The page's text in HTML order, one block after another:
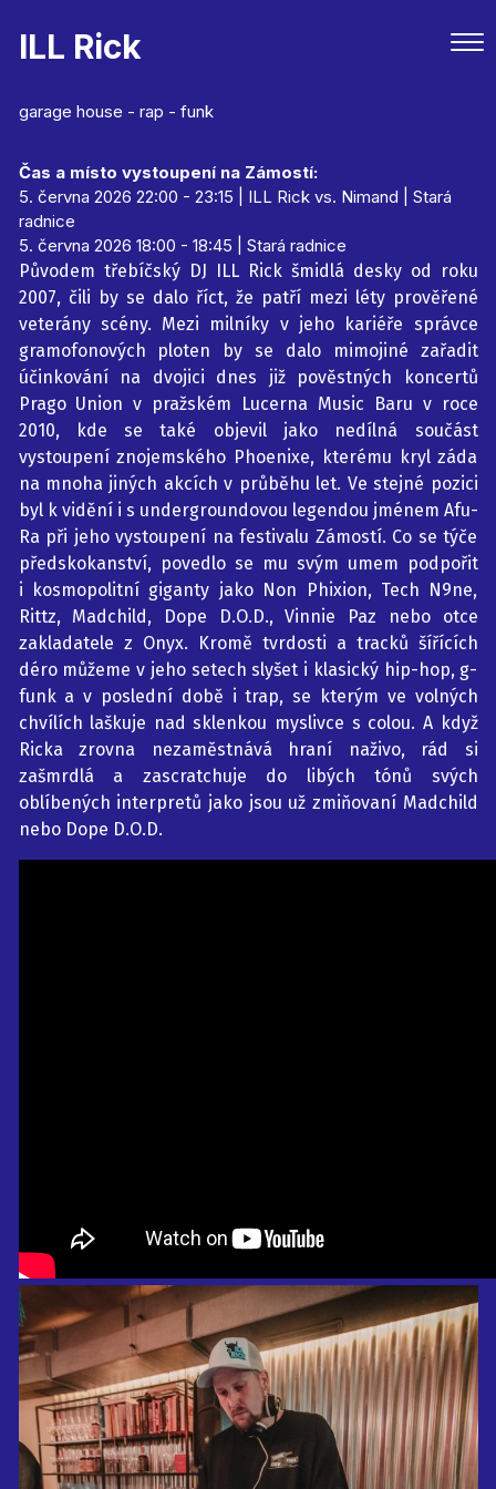
ILL Rick
garage house - rap - funk
Čas a místo vystoupení na Zámostí:
5. června 2026 22:00 - 23:15 | ILL Rick vs. Nimand | Stará
radnice
5. června 2026 18:00 - 18:45 | Stará radnice
Původem třebíčský DJ ILL Rick šmidlá desky od roku
2007, čili by se dalo říct, že patří mezi léty prověřené
veterány scény. Mezi milníky v jeho kariéře správce
gramofonových ploten by se dalo mimojiné zařadit
účinkování na dvojici dnes již pověstných koncertů
Prago Union v pražském Lucerna Music Baru v roce
2010, kde se také objevil jako nedílná součást
vystoupení znojemského Phoenixe, kterému kryl záda
na mnoha jiných akcích v průběhu let. Ve stejné pozici
byl k vidění i s undergroundovou legendou jménem Afu-
Ra při jeho vystoupení na festivalu Zámostí. Co se týče
předskokanství, povedlo se mu svým umem podpořit
i kosmopolitní giganty jako Non Phixion, Tech N9ne,
Rittz, Madchild, Dope D.O.D., Vinnie Paz nebo otce
zakladatele z Onyx. Kromě tvrdosti a tracků šířících
déro můžeme v jeho setech slyšet i klasický hip-hop, g-
funk a v poslední době i trap, se kterým ve volných
chvílích laškuje nad sklenkou myslivce s colou. A když
Ricka zrovna nezaměstnává hraní naživo, rád si
zašmrdlá a zascratchuje do libých tónů svých
oblíbených interpretů jako jsou už zmiňovaní Madchild
nebo Dope D.O.D.